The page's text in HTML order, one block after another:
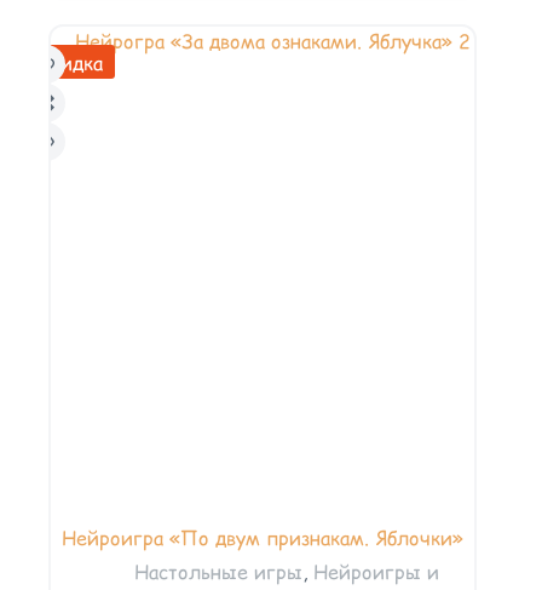
Скидка
Нейроигра «По двум признакам. Яблочки»
Настольные игры, Нейроигры и